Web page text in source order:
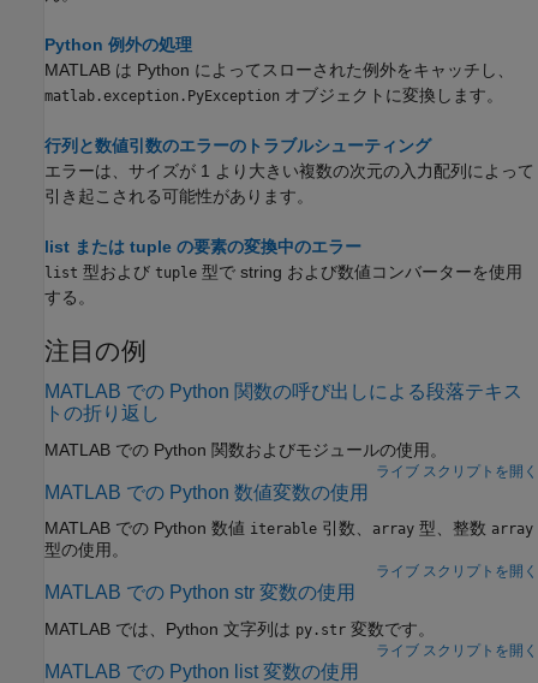
Python 例外の処理
MATLAB は Python によってスローされた例外をキャッチし、
matlab.exception.PyException オブジェクトに変換します。
行列と数値引数のエラーのトラブルシューティング
エラーは、サイズが 1 より大きい複数の次元の入力配列によって
引き起こされる可能性があります。
list または tuple の要素の変換中のエラー
list 型および tuple 型で string および数値コンバーターを使用
する。
注目の例
MATLAB での Python 関数の呼び出しによる段落テキス
トの折り返し
MATLAB での Python 関数およびモジュールの使用。
ライブ スクリプトを開く
MATLAB での Python 数値変数の使用
MATLAB での Python 数値 iterable 引数、 array 型、整数 array
型の使用。
ライブ スクリプトを開く
MATLAB での Python str 変数の使用
MATLAB では、Python 文字列は py.str 変数です。
ライブ スクリプトを開く
MATLAB での Python list 変数の使用